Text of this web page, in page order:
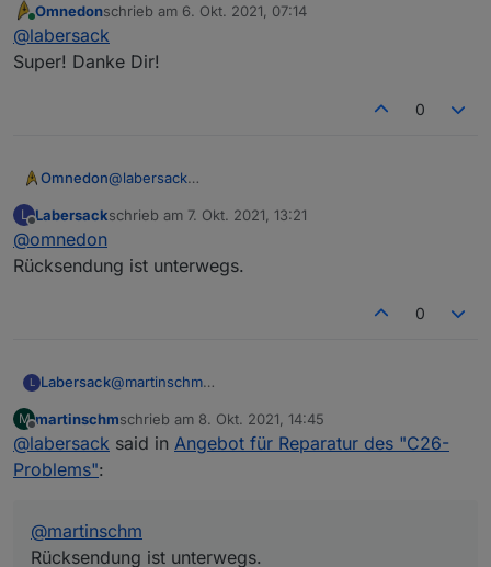
Dann werde ich dir das Ding so zurücksenden.
Online
Omnedonschrieb am 6. Okt. 2021, 07:14
zuletzt editiert von
@labersack
Super! Danke Dir!
0
Omnedon@labersack
L Labersackschrieb am 7. Okt. 2021, 13:21
zuletzt editiert von
@omnedon
Rücksendung ist unterwegs.
0
L Labersack@martinschm
M
Offline
martinschmschrieb am 8. Okt. 2021, 14:45
zuletzt editiert von
@labersack said in Angebot für Reparatur des "C26-
Problems":
@martinschm
Rücksendung ist unterwegs.